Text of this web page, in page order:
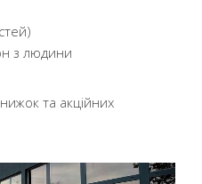
з людини
та акційних